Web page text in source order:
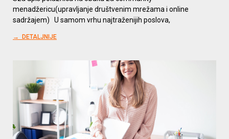
menadžericu(upravljanje društvenim mrežama i online
sadržajem) U samom vrhu najtraženijih poslova,
→ DETALJNIJE